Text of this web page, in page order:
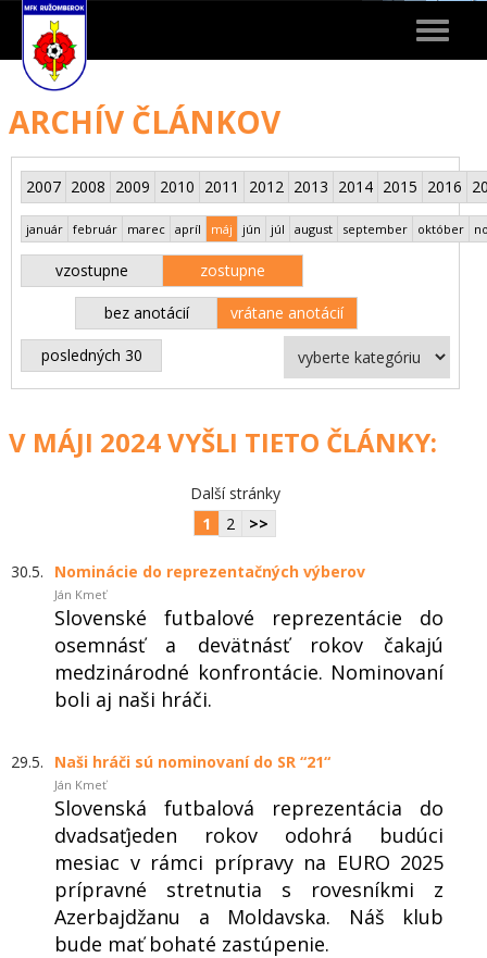
Toggle
ARCHÍV ČLÁNKOV
2007 2008 2009 2010 2011 2012 2013 2014 2015 2016
január február marec apríl máj jún júl august september október
vzostupne zostupne
bez anotácií vrátane anotácií
posledných 30
V MÁJI 2024 VYŠLI TIETO ČLÁNKY:
Další stránky
1
2 >>
30.5. Nominácie do reprezentačných výberov
Ján Kmeť
Slovenské futbalové reprezentácie do
osemnásť a devätnásť rokov čakajú
medzinárodné konfrontácie. Nominovaní
boli aj naši hráči.
29.5. Naši hráči sú nominovaní do SR “21“
Ján Kmeť
Slovenská futbalová reprezentácia do
dvadsaťjeden rokov odohrá budúci
mesiac v rámci prípravy na EURO 2025
prípravné stretnutia s rovesníkmi z
Azerbajdžanu a Moldavska. Náš klub
bude mať bohaté zastúpenie.